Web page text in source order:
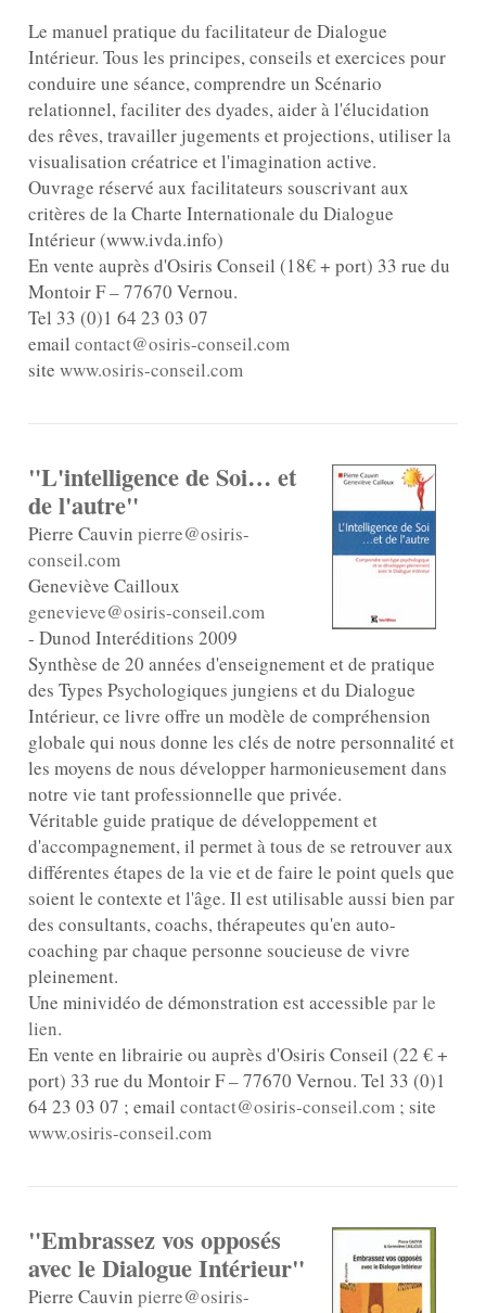
Le manuel pratique du facilitateur de Dialogue
Intérieur. Tous les principes, conseils et exercices pour
conduire une séance, comprendre un Scénario
relationnel, faciliter des dyades, aider à l'élucidation
des rêves, travailler jugements et projections, utiliser la
visualisation créatrice et l'imagination active.
Ouvrage réservé aux facilitateurs souscrivant aux
critères de la Charte Internationale du Dialogue
Intérieur (www.ivda.info)
En vente auprès d'Osiris Conseil (18€ + port) 33 rue du
Montoir F – 77670 Vernou.
Tel 33 (0)1 64 23 03 07
email contact@osiris-conseil.com
site www.osiris-conseil.com
"L'intelligence de Soi… et
de l'autre"
Pierre Cauvin pierre@osiris-
conseil.com
Geneviève Cailloux
genevieve@osiris-conseil.com
- Dunod Interéditions 2009
Synthèse de 20 années d'enseignement et de pratique
des Types Psychologiques jungiens et du Dialogue
Intérieur, ce livre offre un modèle de compréhension
globale qui nous donne les clés de notre personnalité et
les moyens de nous développer harmonieusement dans
notre vie tant professionnelle que privée.
Véritable guide pratique de développement et
d'accompagnement, il permet à tous de se retrouver aux
différentes étapes de la vie et de faire le point quels que
soient le contexte et l'âge. Il est utilisable aussi bien par
des consultants, coachs, thérapeutes qu'en auto-
coaching par chaque personne soucieuse de vivre
pleinement.
Une minividéo de démonstration est accessible par le
lien.
En vente en librairie ou auprès d'Osiris Conseil (22 € +
port) 33 rue du Montoir F – 77670 Vernou. Tel 33 (0)1
64 23 03 07 ; email contact@osiris-conseil.com ; site
www.osiris-conseil.com
"Embrassez vos opposés
avec le Dialogue Intérieur"
Pierre Cauvin pierre@osiris-